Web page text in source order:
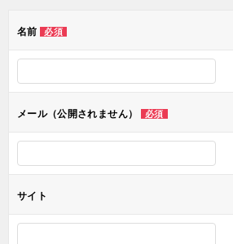
ー
ン
名前 必須
メール（公開されません） 必須
サイト